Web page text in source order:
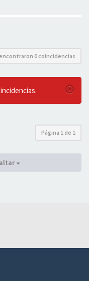
0 coincidencias
Página 1 de 1